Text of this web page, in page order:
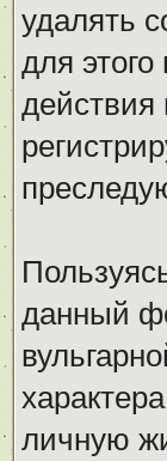
удалять
для
действия
данный
личную